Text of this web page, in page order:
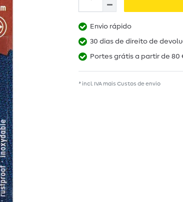
Envio rápido
30 dias de direito de
Portes grátis a partir de 80
* incl. IVA mais Custos de envio